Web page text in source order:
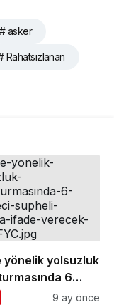
# asker
Rahatsızlanan
yönelik yolsuzluk
6
’şüpheli’9 ay önce